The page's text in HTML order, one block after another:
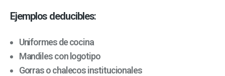
Ejemplos deducibles:
Uniformes de cocina
Mandiles con logotipo
Gorras o chalecos institucionales